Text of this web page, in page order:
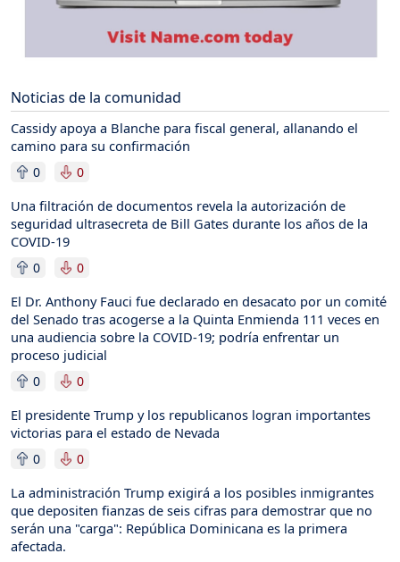
Noticias de la comunidad
Cassidy apoya a Blanche para fiscal general, allanando el
camino para su confirmación
0 0
Una filtración de documentos revela la autorización de
seguridad ultrasecreta de Bill Gates durante los años de la
COVID-19
0 0
El Dr. Anthony Fauci fue declarado en desacato por un comité
del Senado tras acogerse a la Quinta Enmienda 111 veces en
una audiencia sobre la COVID-19; podría enfrentar un
proceso judicial
0 0
El presidente Trump y los republicanos logran importantes
victorias para el estado de Nevada
0 0
La administración Trump exigirá a los posibles inmigrantes
que depositen fianzas de seis cifras para demostrar que no
serán una "carga": República Dominicana es la primera
afectada.